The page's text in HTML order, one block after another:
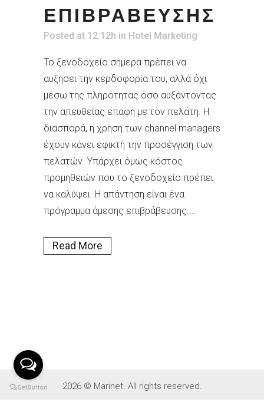
ΕΠΙΒΡΑΒΕΥΣΗΣ
Posted at 12:12h in Hotel Marketing
Το ξενοδοχείο σήμερα πρέπει να
αυξήσει την κερδοφορία του, αλλά όχι
μέσω της πληρότητας όσο αυξάντοντας
την απευθείας επαφή με τον πελάτη. Η
διασπορά, η χρήση των channel managers
έχουν κάνει εφικτή την προσέγγιση των
πελατών. Υπάρχει όμως κόστος
προμηθειών που το ξενοδοχείο πρέπει
να καλύψει. Η απάντηση είναι ένα
πρόγραμμα άμεσης επιβράβευσης....
Read More
2026 © Marinet. All rights reserved.